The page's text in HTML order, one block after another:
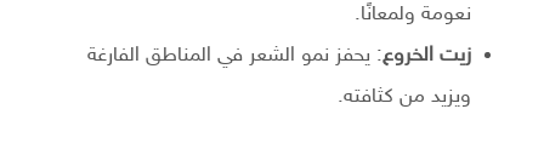
نعومة ولمعانًا.
زيت الخروع: يحفز نمو الشعر في المناطق الفارغة
ويزيد من كثافته.